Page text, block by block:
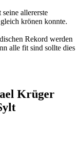
allererste
krönen konnte.
Rekord werden
alle fit sind sollte dies
Krüger